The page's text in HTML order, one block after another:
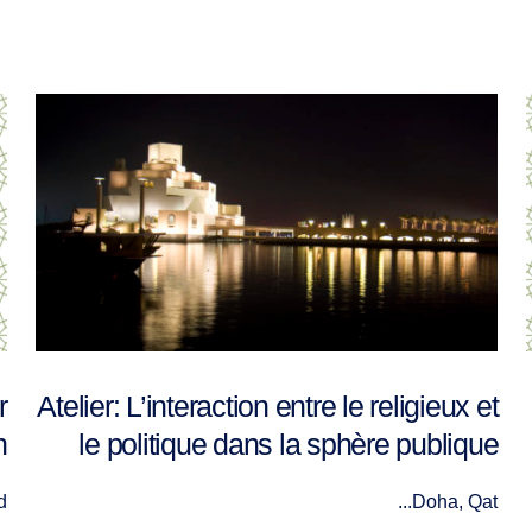
Towards a Common Space for
Interaction and Joint Action
In period...